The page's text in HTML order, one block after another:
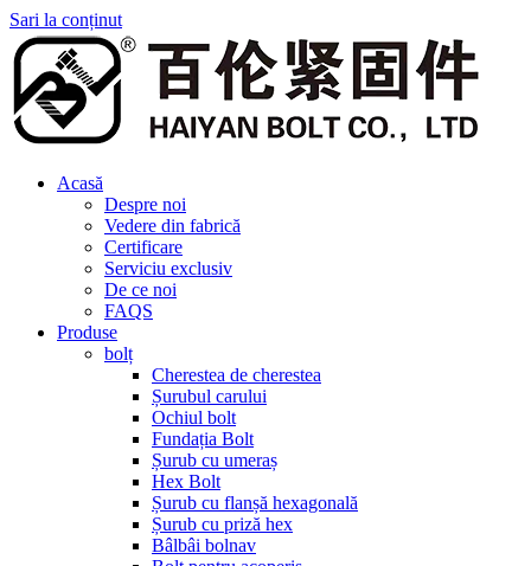
Sari la conținut
Acasă
Despre noi
Vedere din fabrică
Certificare
Serviciu exclusiv
De ce noi
FAQS
Produse
bolț
Cherestea de cherestea
Șurubul carului
Ochiul bolt
Fundația Bolt
Șurub cu umeraș
Hex Bolt
Șurub cu flanșă hexagonală
Șurub cu priză hex
Bâlbâi bolnav